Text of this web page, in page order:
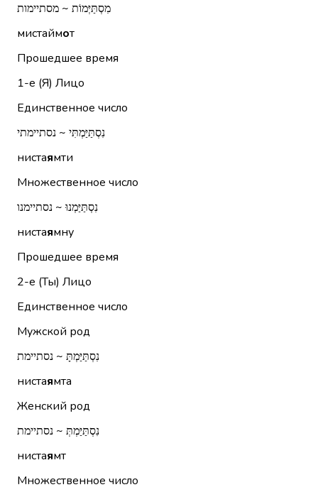
מִסְתַּיְּמוֹת ~ מסתיימות
мистаймот
Прошедшее время
1-е (Я) Лицо
Единственное число
נִסְתַּיַּמְתִּי ~ נסתיימתי
нистаямти
Множественное число
נִסְתַּיַּמְנוּ ~ נסתיימנו
нистаямну
Прошедшее время
2-е (Ты) Лицо
Единственное число
Мужской род
נִסְתַּיַּמְתָּ ~ נסתיימת
нистаямта
Женский род
נִסְתַּיַּמְתְּ ~ נסתיימת
нистаямт
Множественное число